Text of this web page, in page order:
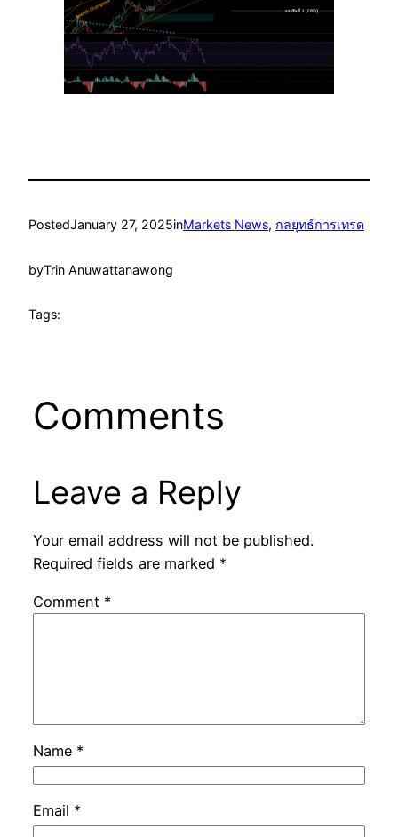
PostedJanuary 27, 2025inMarkets News, กลยุทธ์การเทรด
byTrin Anuwattanawong
Tags:
Comments
Leave a Reply
Your email address will not be published.
Required fields are marked *
Comment *
Name *
Email *